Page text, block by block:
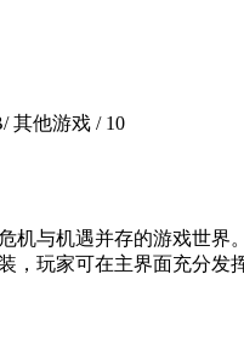
/ 其他游戏 / 10
机与机遇并存的游戏世
，玩家可在主界面充分